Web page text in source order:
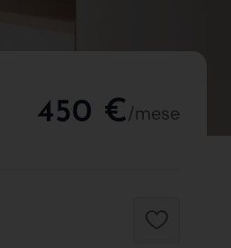
450 €/mese